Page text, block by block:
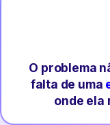
O problema
falta de uma
onde ela